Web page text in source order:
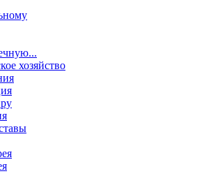
хозяйство